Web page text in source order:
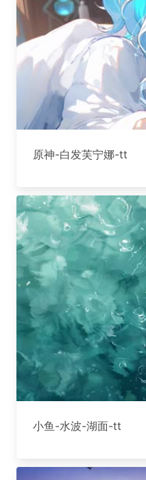
原神-白发芙宁娜-tt
小鱼-水波-湖面-tt